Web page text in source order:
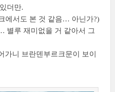
더만.
에서도 본 것 같음… 아닌가?)
별루 재미없을 거 같아서 그
가니 브란덴부르크문이 보이